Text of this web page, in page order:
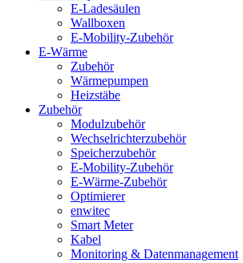
E-Ladesäulen
Wallboxen
E-Mobility-Zubehör
E-Wärme
Zubehör
Wärmepumpen
Heizstäbe
Zubehör
Modulzubehör
Wechselrichterzubehör
Speicherzubehör
E-Mobility-Zubehör
E-Wärme-Zubehör
Optimierer
enwitec
Smart Meter
Kabel
Monitoring & Datenmanagement